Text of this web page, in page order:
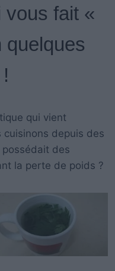
vous fait «
quelques
qui vient
cuisinons depuis des
possédait des
la perte de poids ?